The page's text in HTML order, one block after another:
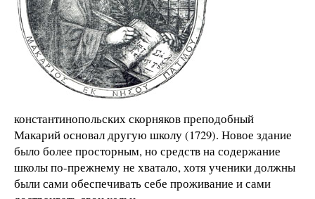
константинопольских скорняков преподобный
Макарий основал другую школу (1729). Новое здание
было более просторным, но средств на содержание
школы по-прежнему не хватало, хотя ученики должны
были сами обе­спечивать себе проживание и сами